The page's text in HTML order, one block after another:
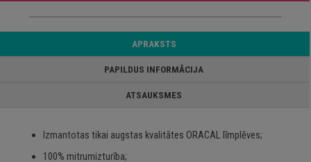
APRAKSTS
PAPILDUS INFORMĀCIJA
ATSAUKSMES
Izmantotas tikai augstas kvalitātes ORACAL līmplēves;
100% mitrumizturība;